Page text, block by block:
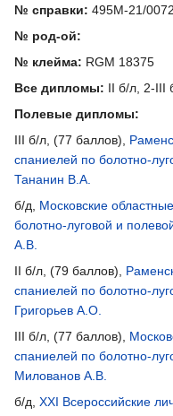
№ справки: 495М-21/
№ род-ой:
№ клейма: RGM 18375
Все дипломы: II б/л, 2-III
Полевые дипломы:
III б/л, (77 баллов),
спаниелей по болотно-
Тананин В.А.
б/д, Московские
болотно-луговой и
А.В.
II б/л, (79 баллов),
спаниелей по болотно-
Григорьев А.О.
III б/л, (77 баллов),
спаниелей по болотно-
Милованов А.В.
б/д, XXI Всероссийские